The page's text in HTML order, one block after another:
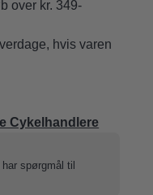
over kr. 349-
hvis varen
Cykelhandlere
spørgmål til